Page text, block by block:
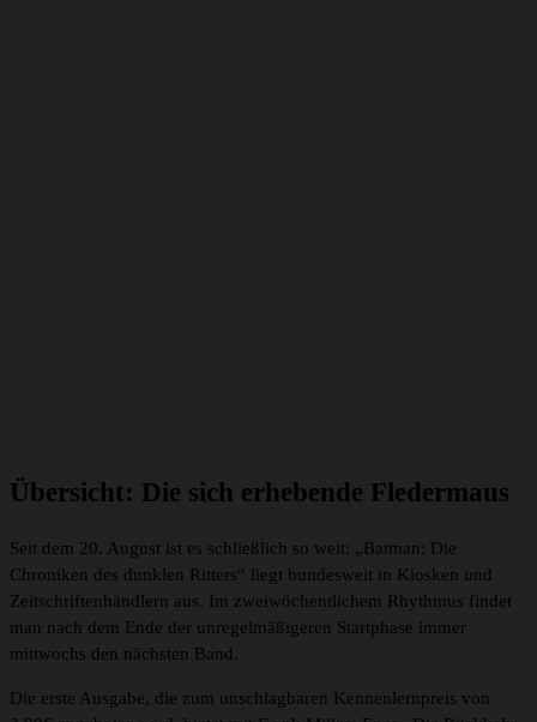
Übersicht: Die sich erhebende Fledermaus
Seit dem 20. August ist es schließlich so weit: „Batman: Die
Chroniken des dunklen Ritters“ liegt bundesweit in Kiosken und
Zeitschriftenhändlern aus. Im zweiwöchentlichem Rhythmus findet
man nach dem Ende der unregelmäßigeren Startphase immer
mittwochs den nächsten Band.
Die erste Ausgabe, die zum unschlagbaren Kennenlernpreis von